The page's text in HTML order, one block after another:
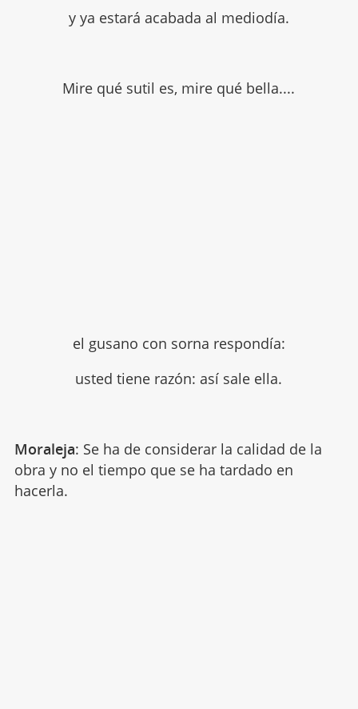
y ya estará acabada al mediodía.
Mire qué sutil es, mire qué bella....
el gusano con sorna respondía:
usted tiene razón: así sale ella.
Moraleja: Se ha de considerar la calidad de la
obra y no el tiempo que se ha tardado en
hacerla.